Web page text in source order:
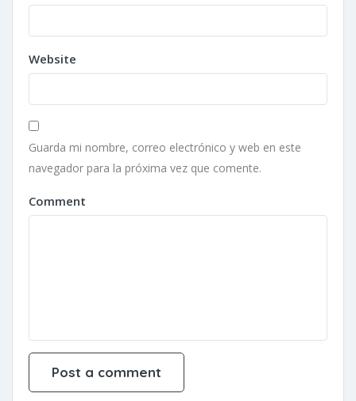
Website
Guarda mi nombre, correo electrónico y web en este
navegador para la próxima vez que comente.
Comment